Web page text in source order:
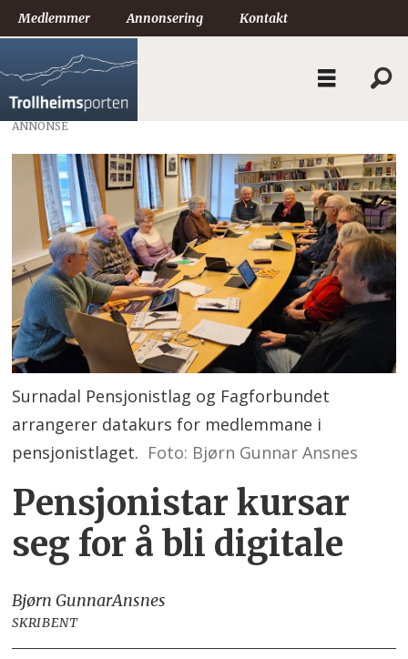
Medlemmer Annonsering Kontakt
ANNONSE
Surnadal Pensjonistlag og Fagforbundet
arrangerer datakurs for medlemmane i
pensjonistlaget. Foto: Bjørn Gunnar Ansnes
Pensjonistar kursar
seg for å bli digitale
Bjørn GunnarAnsnes
SKRIBENT